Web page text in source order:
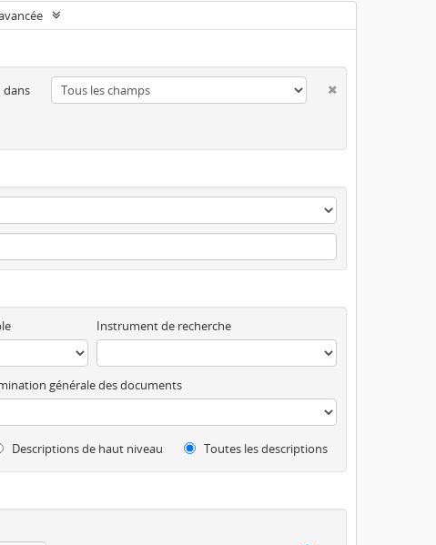
dans
Instrument de recherche
générale des documents
Descriptions de haut niveau Toutes les descriptions